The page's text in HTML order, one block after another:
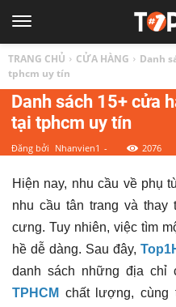
1
HCM
địa
TRANG CHỦ CỬA HÀNG
Danh
tphcm uy tín
Danh sách 15+ cửa
tại tphcm uy tín
Đăng bởi Nhanvien1 - 2076
Hiện nay, nhu cầu về phụ
nhu cầu tân trang và
cưng. Tuy nhiên, việc tìm
hề dễ dàng. Sau đây,
danh sách những địa chỉ
TPHCM chất lượng, cùng